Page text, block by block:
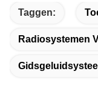
Taggen:
Radiosystemen